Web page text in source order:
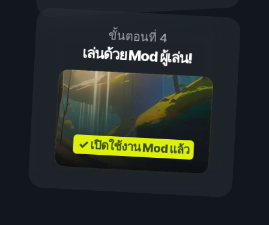
ขั้นตอนที่ 4
เล่นด้วย Mod ผู้เล่น!
✓ เปิดใช้งาน Mod แล้ว